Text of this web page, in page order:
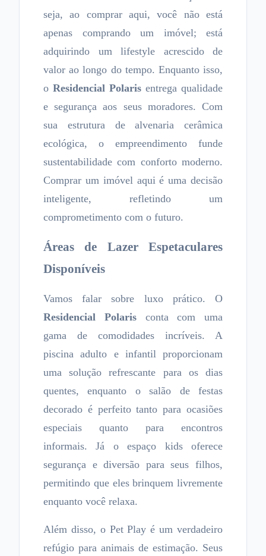
seja, ao comprar aqui, você não está
apenas comprando um imóvel; está
adquirindo um lifestyle acrescido de
valor ao longo do tempo. Enquanto isso,
o Residencial Polaris entrega qualidade
e segurança aos seus moradores. Com
sua estrutura de alvenaria cerâmica
ecológica, o empreendimento funde
sustentabilidade com conforto moderno.
Comprar um imóvel aqui é uma decisão
inteligente, refletindo um
comprometimento com o futuro.
Áreas de Lazer Espetaculares
Disponíveis
Vamos falar sobre luxo prático. O
Residencial Polarisconta com uma
gama de comodidades incríveis. A
piscina adulto e infantil proporcionam
uma solução refrescante para os dias
quentes, enquanto o salão de festas
decorado é perfeito tanto para ocasiões
especiais quanto para encontros
informais. Já o espaço kids oferece
segurança e diversão para seus filhos,
permitindo que eles brinquem livremente
enquanto você relaxa.
Além disso, o Pet Play é um verdadeiro
refúgio para animais de estimação. Seus